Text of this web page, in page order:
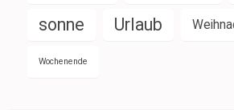
sonne Urlaub
Wochenende